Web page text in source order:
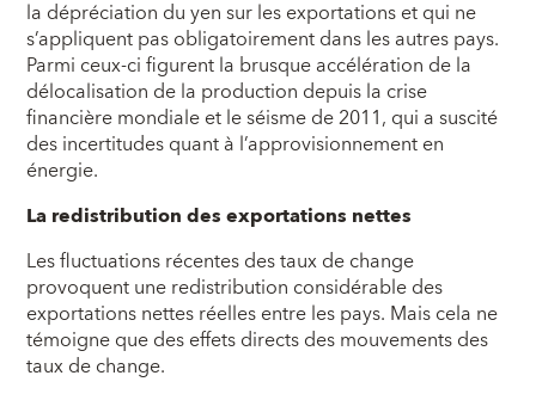
la dépréciation du yen sur les exportations et qui ne
s’appliquent pas obligatoirement dans les autres pays.
Parmi ceux-ci figurent la brusque accélération de la
délocalisation de la production depuis la crise
financière mondiale et le séisme de 2011, qui a suscité
des incertitudes quant à l’approvisionnement en
énergie.
La redistribution des exportations nettes
Les fluctuations récentes des taux de change
provoquent une redistribution considérable des
exportations nettes réelles entre les pays. Mais cela ne
témoigne que des effets directs des mouvements des
taux de change.